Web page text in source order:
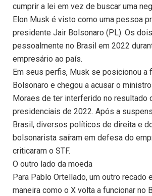
cumprir a lei em vez de buscar uma
Elon Musk é visto como uma pessoa
presidente Jair Bolsonaro (PL). Os
pessoalmente no Brasil em 2022
empresário ao país.
Em seus perfis, Musk se posicionou a
Bolsonaro e chegou a acusar o
Moraes de ter interferido no resultado
presidenciais de 2022. Após a
Brasil, diversos políticos de direita e
bolsonarista saíram em defesa do
criticaram o STF.
O outro lado da moeda
Para Pablo Ortellado, um outro recado
maneira como o X volta a funcionar no